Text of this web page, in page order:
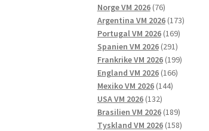
Norge VM 2026 7676
produkter
Argentina VM 2026 173173
Portugal VM 2026 169169
produkter
Spanien VM 2026 291291
produkter
Frankrike VM 2026 199199
England VM 2026 166166
Mexiko VM 2026 144144
USA VM 2026 132132
produkter
Brasilien VM 2026 189189
produkter
Tyskland VM 2026 158158